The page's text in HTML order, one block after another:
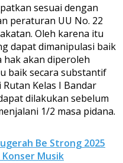
sesuai dengan
peraturan UU No. 22
Oleh karena itu
dapat dimanipulasi baik
akan diperoleh
baik secara substantif
Kelas I Bandar
dilakukan sebelum
1/2 masa pidana.
Be Strong 2025
Musik